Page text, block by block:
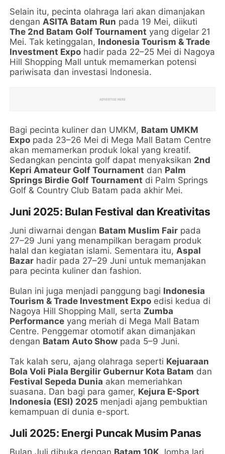
Selain itu, pecinta olahraga lari akan dimanjakan
denganASITA Batam Run pada 19 Mei, diikuti
The 2nd Batam Golf Tournament yang digelar 21
Mei. Tak ketinggalan, Indonesia Tourism & Trade
Investment Expo hadir pada 22–25 Mei di Nagoya
Hill Shopping Mall untuk memamerkan potensi
pariwisata dan investasi Indonesia.
Bagi pecinta kuliner dan UMKM, Batam UMKM
Expo pada 23–26 Mei di Mega Mall Batam Centre
akan memamerkan produk lokal yang kreatif.
Sedangkan pencinta golf dapat menyaksikan 2nd
Kepri Amateur Golf Tournament dan Palm
Springs Birdie Golf Tournament di Palm Springs
Golf & Country Club Batam pada akhir Mei.
Juni 2025: Bulan Festival dan Kreativitas
Juni diwarnai dengan Batam Muslim Fair pada
27–29 Juni yang menampilkan beragam produk
halal dan kegiatan islami. Sementara itu, Aspal
Bazar hadir pada 27–29 Juni untuk memanjakan
para pecinta kuliner dan fashion.
Bulan ini juga menjadi panggung bagi Indonesia
Tourism & Trade Investment Expo edisi kedua di
Nagoya Hill Shopping Mall, serta Zumba
Performance yang meriah di Mega Mall Batam
Centre. Penggemar otomotif akan dimanjakan
dengan Batam Auto Show pada 5–9 Juni.
Tak kalah seru, ajang olahraga seperti Kejuaraan
Bola Voli Piala Bergilir Gubernur Kota Batam dan
Festival Sepeda Dunia akan memeriahkan
suasana. Dan bagi para gamer, Kejura E-Sport
Indonesia (ESI) 2025 menjadi ajang pembuktian
kemampuan di dunia e-sport.
Juli 2025: Energi Puncak Musim Panas
Bulan Juli dibuka dengan Batam 10K, lomba lari